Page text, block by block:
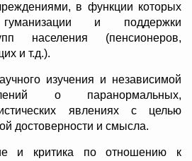
в функции которых
и поддержки
населения (пенсионеров,
и т.д.).
изучения и независимой
о паранормальных,
явлениях с целью
достоверности и смысла.
и критика по отношению к